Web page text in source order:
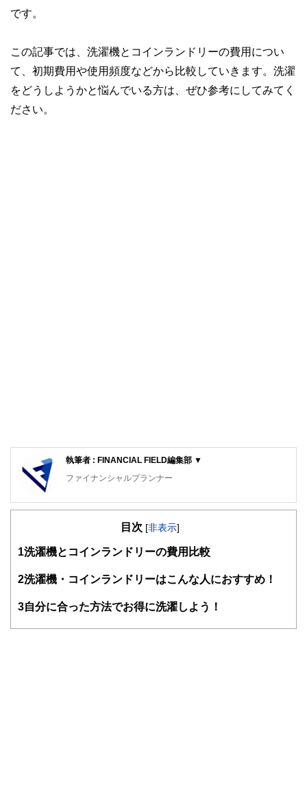
です。
この記事では、洗濯機とコインランドリーの費用につい
て、初期費用や使用頻度などから比較していきます。洗濯
をどうしようかと悩んでいる方は、ぜひ参考にしてみてく
ださい。
執筆者 : FINANCIAL FIELD編集部 ▼
ファイナンシャルプランナー
FinancialField編集部は、金融、経済に関する記事を、日々
知識がない方でも理解できるようわかりやすく発信していま
得者を中心に「お金や暮らし」に関する書籍・雑誌の編集経
験者で構成され、企画立案から記事掲載まですべての工程に
関わることで、読者目線のコンテンツを追求しています。
目次 [非表示]
1 洗濯機とコインランドリーの費用比較
2洗濯機・コインランドリーはこんな人におすすめ！
3自分に合った方法でお得に洗濯しよう！